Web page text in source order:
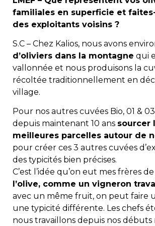
familiales en superficie et
des exploitants voisins ?
S.C – Chez Kalios, nous avons
d’oliviers dans la montagne qui
vallonnée et nous produisons la
récoltée traditionnellement en
village.
Pour nos autres cuvées Bio, 01 &
depuis maintenant 10 ans sourcer
meilleures parcelles autour de
pour créer ces 3 autres cuvées
des typicités bien précises.
C’est l’idée qu’on eut mes frères de
l’olive, comme un vigneron
avec un même fruit, on peut faire
une typicité différente. Les chefs
nous travaillons depuis nos débuts